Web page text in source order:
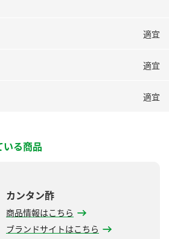
適宜
適宜
適宜
いる商品
カンタン酢
商品情報はこちら
ブランドサイトはこちら